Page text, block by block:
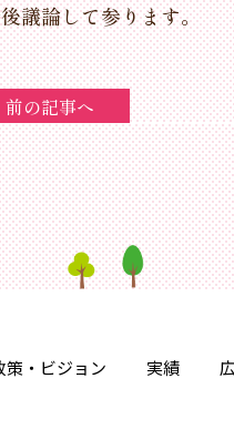
議論して参ります。
前の記事へ
策・ビジョン 実績